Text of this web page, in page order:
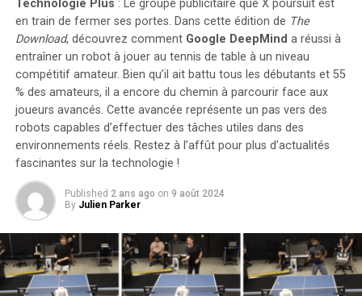
Technologie Plus : Le groupe publicitaire que X poursuit est
en train de fermer ses portes. Dans cette édition de The
Download, découvrez comment Google DeepMind a réussi à
entraîner un robot à jouer au tennis de table à un niveau
compétitif amateur. Bien qu’il ait battu tous les débutants et 55
% des amateurs, il a encore du chemin à parcourir face aux
joueurs avancés. Cette avancée représente un pas vers des
robots capables d’effectuer des tâches utiles dans des
environnements réels. Restez à l’affût pour plus d’actualités
fascinantes sur la technologie !
Published 2 ans ago on 9 août 2024
By Julien Parker